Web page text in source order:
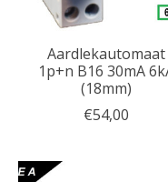
Aardlekautomaat
1p+n B16 30mA
(18mm)
€54,00